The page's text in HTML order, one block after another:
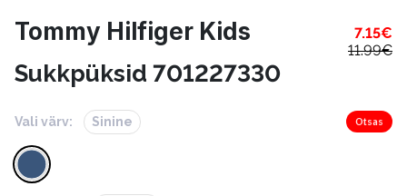
Tommy Hilfiger Kids 7.15€
11.99€
Sukkpüksid 701227330
Vali värv: Sinine Otsas